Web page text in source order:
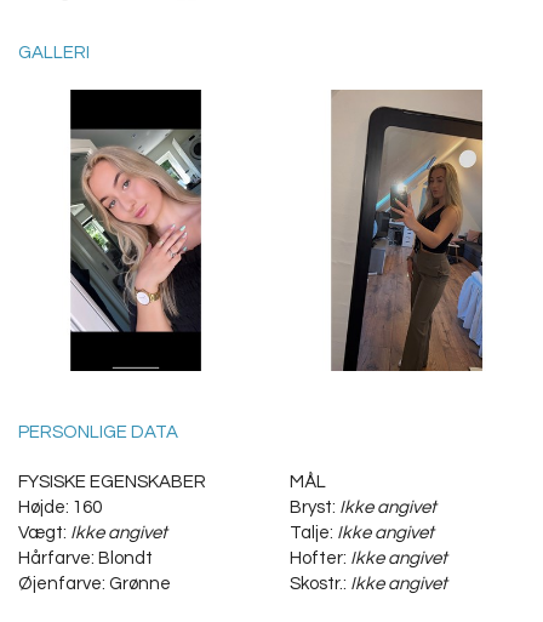
GALLERI
PERSONLIGE DATA
FYSISKE EGENSKABER
Højde: 160
Vægt: Ikke angivet
Hårfarve: Blondt
Øjenfarve: Grønne
MÅL
Bryst: Ikke angivet
Talje: Ikke angivet
Hofter: Ikke angivet
Skostr.: Ikke angivet